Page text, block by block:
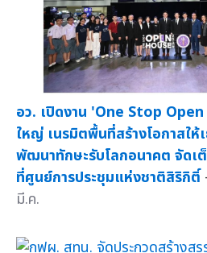
อว. เปิดงาน 'One Stop
ใหญ่ เนรมิตพื้นที่สร้างโอกาสให้
พัฒนาทักษะรับโลกอนาคต จัดเ
ที่ศูนย์การประชุมแห่งชาติสิริกิติ์
มี.ค.